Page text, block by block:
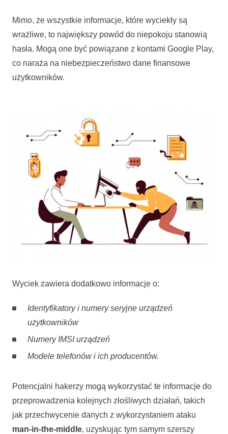
Mimo, że wszystkie informacje, które wyciekły są
wrażliwe, to największy powód do niepokoju stanowią
hasła. Mogą one być powiązane z kontami Google Play,
co naraża na niebezpieczeństwo dane finansowe
użytkowników.
Wyciek zawiera dodatkowo informacje o:
Identyfikatory i numery seryjne urządzeń
użytkowników
Numery IMSI urządzeń
Modele telefonów i ich producentów.
Potencjalni hakerzy mogą wykorzystać te informacje do
przeprowadzenia kolejnych złośliwych działań, takich
jak przechwycenie danych z wykorzystaniem ataku
man-in-the-middle, uzyskując tym samym szerszy